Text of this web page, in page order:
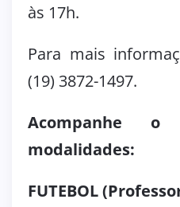
às 17h.
Para mais
(19) 3872-1497.
Acompanhe o
modalidades:
FUTEBOL